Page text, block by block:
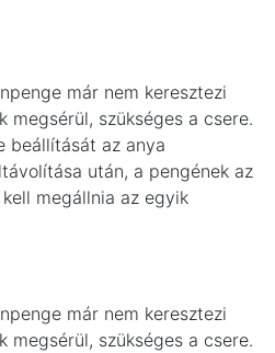
már nem keresztezi
megsérül, szükséges a csere.
beállítását az anya
után, a pengének az
megállnia az egyik
már nem keresztezi
megsérül, szükséges a csere.